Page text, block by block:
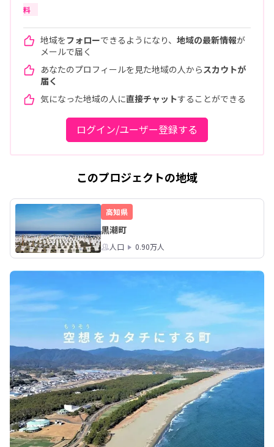
料
地域をフォローできるようになり、 地域の最新情報が
メールで届く
あなたのプロフィールを見た地域の人から スカウトが
届く
気になった地域の人に直接チャットすることができる
ログイン/ユーザー登録する
このプロジェクトの地域
高知県
黒潮町
人口 0.90万人